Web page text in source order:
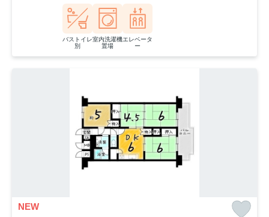
バストイレ
別
室内洗濯機
置場
エレベータ
ー
NEW